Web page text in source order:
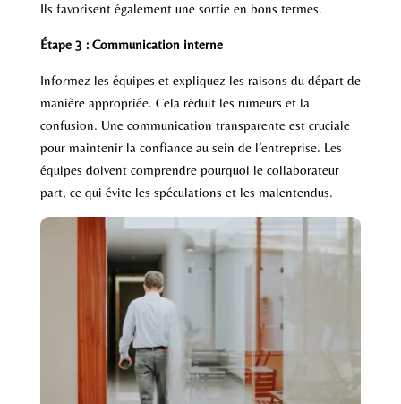
Ils favorisent également une sortie en bons termes.
Étape 3 : Communication interne
Informez les équipes et expliquez les raisons du départ de
manière appropriée. Cela réduit les rumeurs et la
confusion. Une communication transparente est cruciale
pour maintenir la confiance au sein de l’entreprise. Les
équipes doivent comprendre pourquoi le collaborateur
part, ce qui évite les spéculations et les malentendus.